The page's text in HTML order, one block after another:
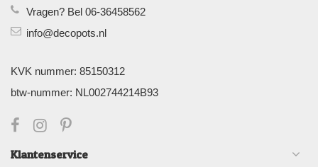
Vragen? Bel 06-36458562
info@decopots.nl
KVK nummer: 85150312
btw-nummer: NL002744214B93
Klantenservice